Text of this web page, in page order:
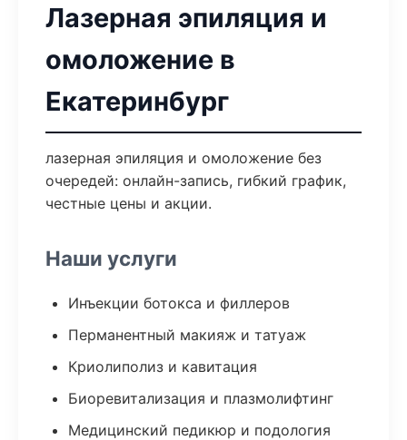
Лазерная эпиляция и
омоложение в
Екатеринбург
лазерная эпиляция и омоложение без
очередей: онлайн-запись, гибкий график,
честные цены и акции.
Наши услуги
Инъекции ботокса и филлеров
Перманентный макияж и татуаж
Криолиполиз и кавитация
Биоревитализация и плазмолифтинг
Медицинский педикюр и подология